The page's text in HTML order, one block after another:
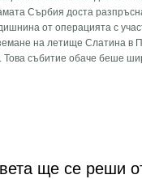
Сърбия доста
от операцията с
на летище Слатина в
събитие обаче беше
ще се реши